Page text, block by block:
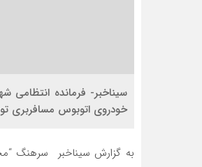
خودروی اتوبوس مسافربری
به گزارش سیناخبر سرهنگ